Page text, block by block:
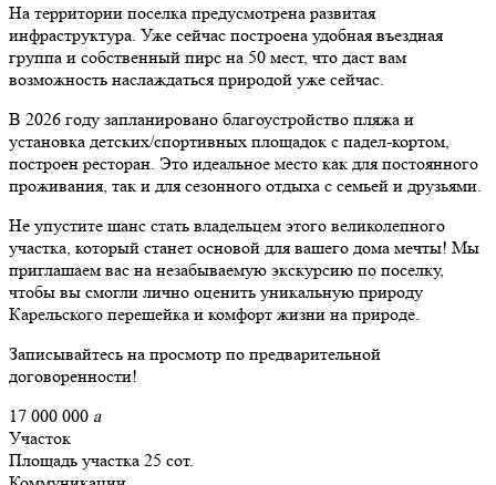
На территории поселка предусмотрена развитая
инфраструктура. Уже сейчас построена удобная въездная
группа и собственный пирс на 50 мест, что даст вам
возможность наслаждаться природой уже сейчас.
В 2026 году запланировано благоустройство пляжа и
установка детских/спортивных площадок с падел-кортом,
построен ресторан. Это идеальное место как для постоянного
проживания, так и для сезонного отдыха с семьей и друзьями.
Не упустите шанс стать владельцем этого великолепного
участка, который станет основой для вашего дома мечты! Мы
приглашаем вас на незабываемую экскурсию по поселку,
чтобы вы смогли лично оценить уникальную природу
Карельского перешейка и комфорт жизни на природе.
Записывайтесь на просмотр по предварительной
договоренности!
17 000 000 a
Участок
Площадь участка 25 сот.